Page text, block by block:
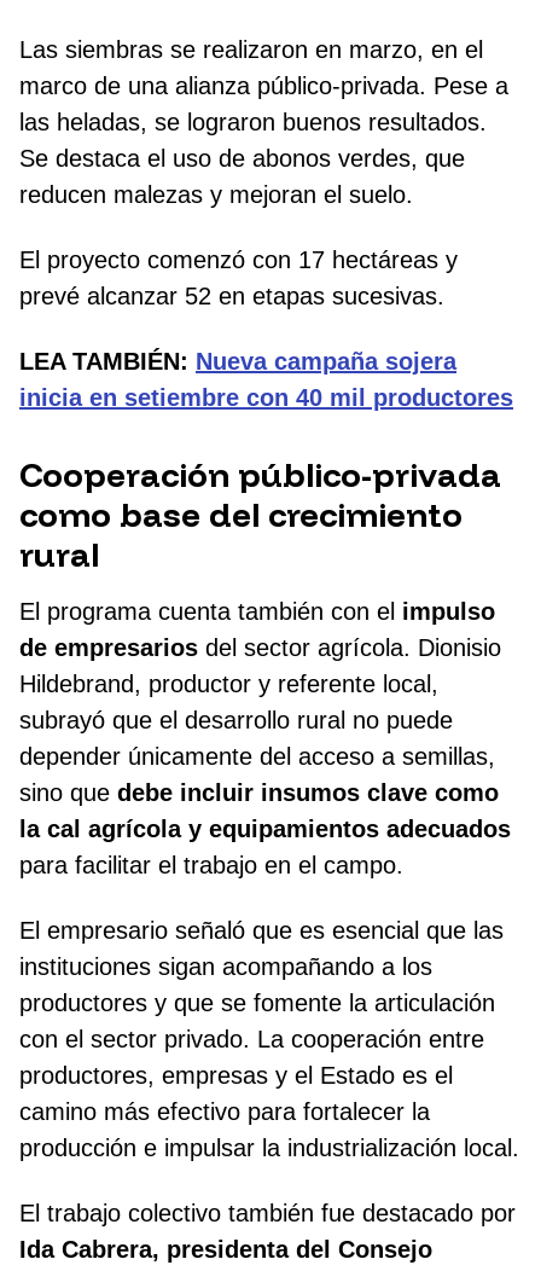
Las siembras se realizaron en marzo, en el
marco de una alianza público-privada. Pese a
las heladas, se lograron buenos resultados.
Se destaca el uso de abonos verdes, que
reducen malezas y mejoran el suelo.
El proyecto comenzó con 17 hectáreas y
prevé alcanzar 52 en etapas sucesivas.
LEA TAMBIÉN: Nueva campaña sojera
inicia en setiembre con 40 mil productores
Cooperación público-privada
como base del crecimiento
rural
El programa cuenta también con el impulso
de empresarios del sector agrícola. Dionisio
Hildebrand, productor y referente local,
subrayó que el desarrollo rural no puede
depender únicamente del acceso a semillas,
sino que debe incluir insumos clave como
la cal agrícola y equipamientos adecuados
para facilitar el trabajo en el campo.
El empresario señaló que es esencial que las
instituciones sigan acompañando a los
productores y que se fomente la articulación
con el sector privado. La cooperación entre
productores, empresas y el Estado es el
camino más efectivo para fortalecer la
producción e impulsar la industrialización local.
El trabajo colectivo también fue destacado por
Ida Cabrera, presidenta del Consejo